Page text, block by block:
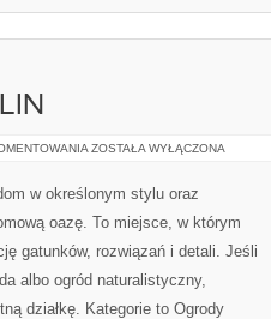
CHOROBY
ZOSTAŁA WYŁĄCZONA
w określonym stylu oraz
oazę. To miejsce, w którym
gatunków, rozwiązań i detali. Jeśli
albo ogród naturalistyczny,
działkę. Kategorie to Ogrody